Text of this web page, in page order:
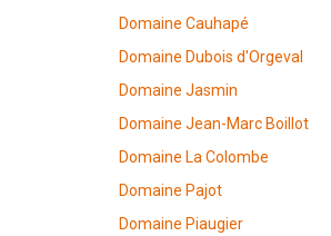
Domaine Cauhapé
Domaine Dubois d'Orgeval
Domaine Jasmin
Domaine Jean-Marc Boillot
Domaine La Colombe
Domaine Pajot
Domaine Piaugier